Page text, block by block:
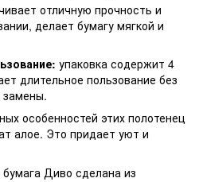
отличную прочность и
делает бумагу мягкой и
упаковка содержит 4
длительное пользование без
замены.
особенностей этих полотенец
алое. Это придает уют и
бумага Диво сделана ​​из